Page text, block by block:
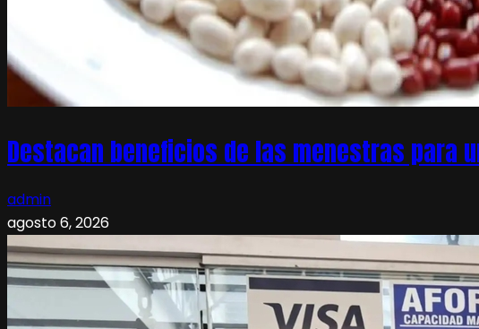
Destacan beneficios de las menestras para
admin
agosto 6, 2026